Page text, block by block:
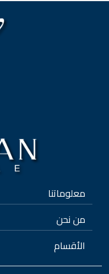
معلوماتنا
من نحن
الأقسام